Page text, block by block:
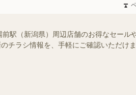
駅（新潟県）周辺店舗のお得なセール
チラシ情報を、手軽にご確認いただけ